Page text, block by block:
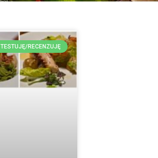
TESTUJĘ/RECENZUJĘ